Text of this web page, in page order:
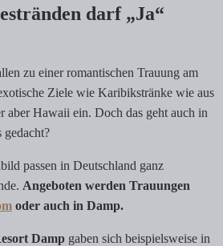
darf „Ja“
zu einer romantischen Trauung am
Ziele wie Karibikstränke wie aus
aber Hawaii ein. Doch das geht auch in
gedacht?
passen in Deutschland ganz
Angeboten werden Trauungen
oder auch in Damp.
Damp gaben sich beispielsweise in